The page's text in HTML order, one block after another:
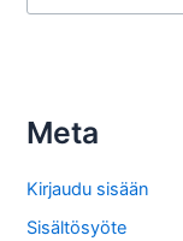
r
s
o
s
Meta
Kirjaudu sisään
Sisältösyöte